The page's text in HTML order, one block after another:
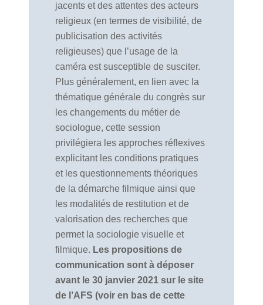
jacents et des attentes des acteurs
religieux (en termes de visibilité, de
publicisation des activités
religieuses) que l’usage de la
caméra est susceptible de susciter.
Plus généralement, en lien avec la
thématique générale du congrès sur
les changements du métier de
sociologue, cette session
privilégiera les approches réflexives
explicitant les conditions pratiques
et les questionnements théoriques
de la démarche filmique ainsi que
les modalités de restitution et de
valorisation des recherches que
permet la sociologie visuelle et
filmique. Les propositions de
communication sont à déposer
avant le 30 janvier 2021 sur le site
de l’AFS (voir en bas de cette